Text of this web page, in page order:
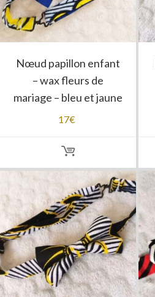
Nœud papillon enfant
– wax fleurs de
mariage – bleu et jaune
17€